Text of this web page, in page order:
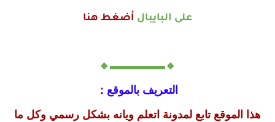
على البايبال أضغط هنا
🔸▬▬▬▬▬🔸
التعريف بالموقع :
هذا الموقع تابع لمدونة اتعلم ويانه بشكل رسمي وكل ما